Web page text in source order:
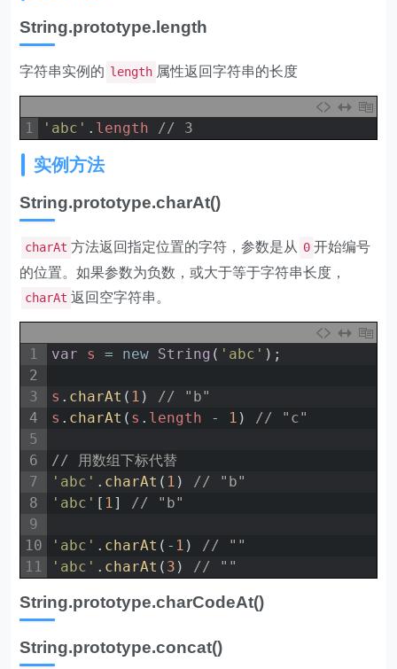
String.prototype.length
字符串实例的 length 属性返回字符串的长度
1 'abc' . length // 3
实例方法
String.prototype.charAt()
charAt 方法返回指定位置的字符，参数是从 0 开始编号
的位置。如果参数为负数，或大于等于字符串长度，
charAt 返回空字符串。
1
2
3
4
5
6
7
8
9
10
11
var s = new String ( 'abc' ) ;
s . charAt ( 1 )
// "b"
s . charAt ( s . length - 1 ) // "c"
// 用数组下标代替
'abc' . charAt ( 1 )
// "b"
'abc' [ 1] // "b"
'abc' . charAt ( - 1 )
// ""
'abc' . charAt ( 3 ) // ""
String.prototype.charCodeAt()
String.prototype.concat()